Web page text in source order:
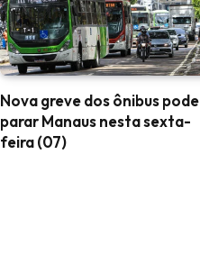
Nova greve dos ônibus pode
parar Manaus nesta sexta-
feira (07)